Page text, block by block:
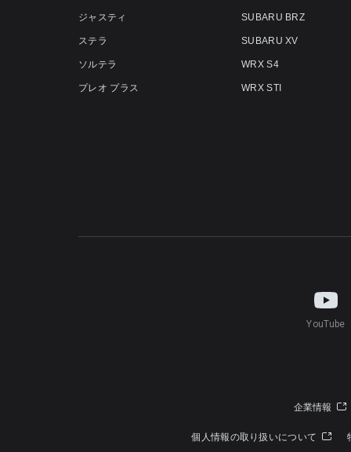
ジャスティ
ステラ
ソルテラ
プレオ プラス
SUBARU BRZ
SUBARU XV
WRX S4
WRX STI
YouTube
企業情報
個人情報の取り扱いについて